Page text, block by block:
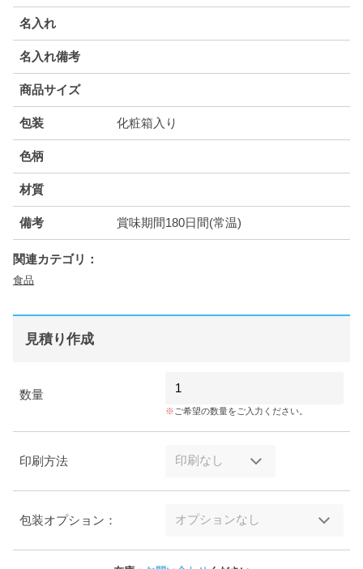
名入れ
名入れ備考
商品サイズ
包装 化粧箱入り
色柄
材質
備考 賞味期間180日間(常温)
関連カテゴリ：
食品
見積り作成
数量
ご希望の数量をご入力ください。
印刷方法
包装オプション：